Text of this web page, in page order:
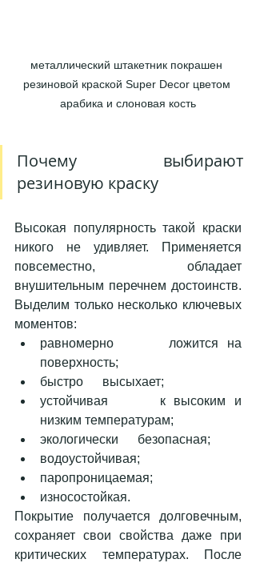
металлический штакетник покрашен
резиновой краской Super Decor цветом
арабика и слоновая кость
Почему выбирают
резиновую краску
Высокая популярность такой краски
никого не удивляет. Применяется
повсеместно, обладает
внушительным перечнем достоинств.
Выделим только несколько ключевых
моментов:
равномерно      ложится на
поверхность;
быстро      высыхает;
устойчивая      к высоким и
низким температурам;
экологически      безопасная;
водоустойчивая;
паропроницаемая;
износостойкая.
Покрытие получается долговечным,
сохраняет свои свойства даже при
критических температурах. После